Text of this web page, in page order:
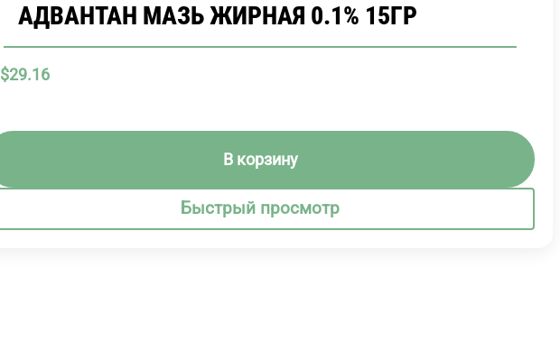
АДВАНТАН МАЗЬ ЖИРНАЯ 0.1% 15ГР
$29.16
В корзину
Быстрый просмотр